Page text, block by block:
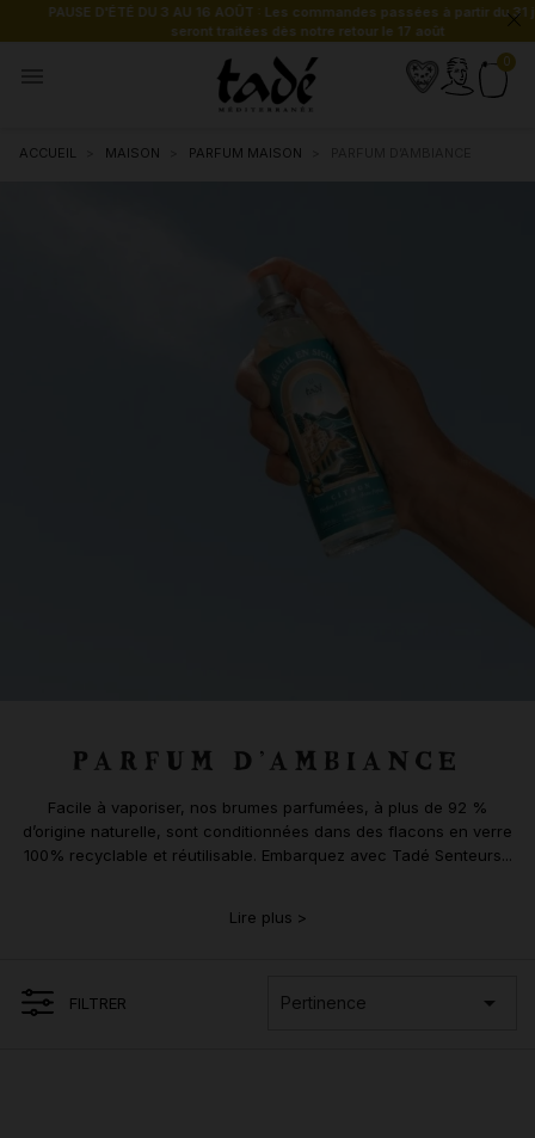
PAUSE D'ÉTÉ DU 3 AU 16 AOÛT : Les commandes passées à partir du 31 juillet
seront traitées dès notre retour le 17 août
ACCUEIL MAISON PARFUM MAISON
PARFUM D’AMBIANCE
Facile à vaporiser, nos brumes parfumées, à plus de 92 %
d’origine naturelle, sont conditionnées dans des flacons en verre
100% recyclable et réutilisable. Embarquez avec Tadé Senteurs...
Lire plus >
FILTRER Pertinence 